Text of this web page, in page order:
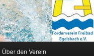
Über den Verein